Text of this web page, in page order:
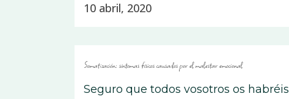
10 abril, 2020
Somatización: síntomas físicos causados ​​por el malestar emocional
Seguro que todos vosotros os habréis